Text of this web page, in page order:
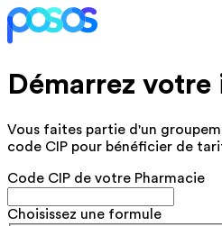
Démarrez
Vous faites partie d'un
code CIP pour bénéficier de
Code CIP de votre Pharmacie
Choisissez une formule